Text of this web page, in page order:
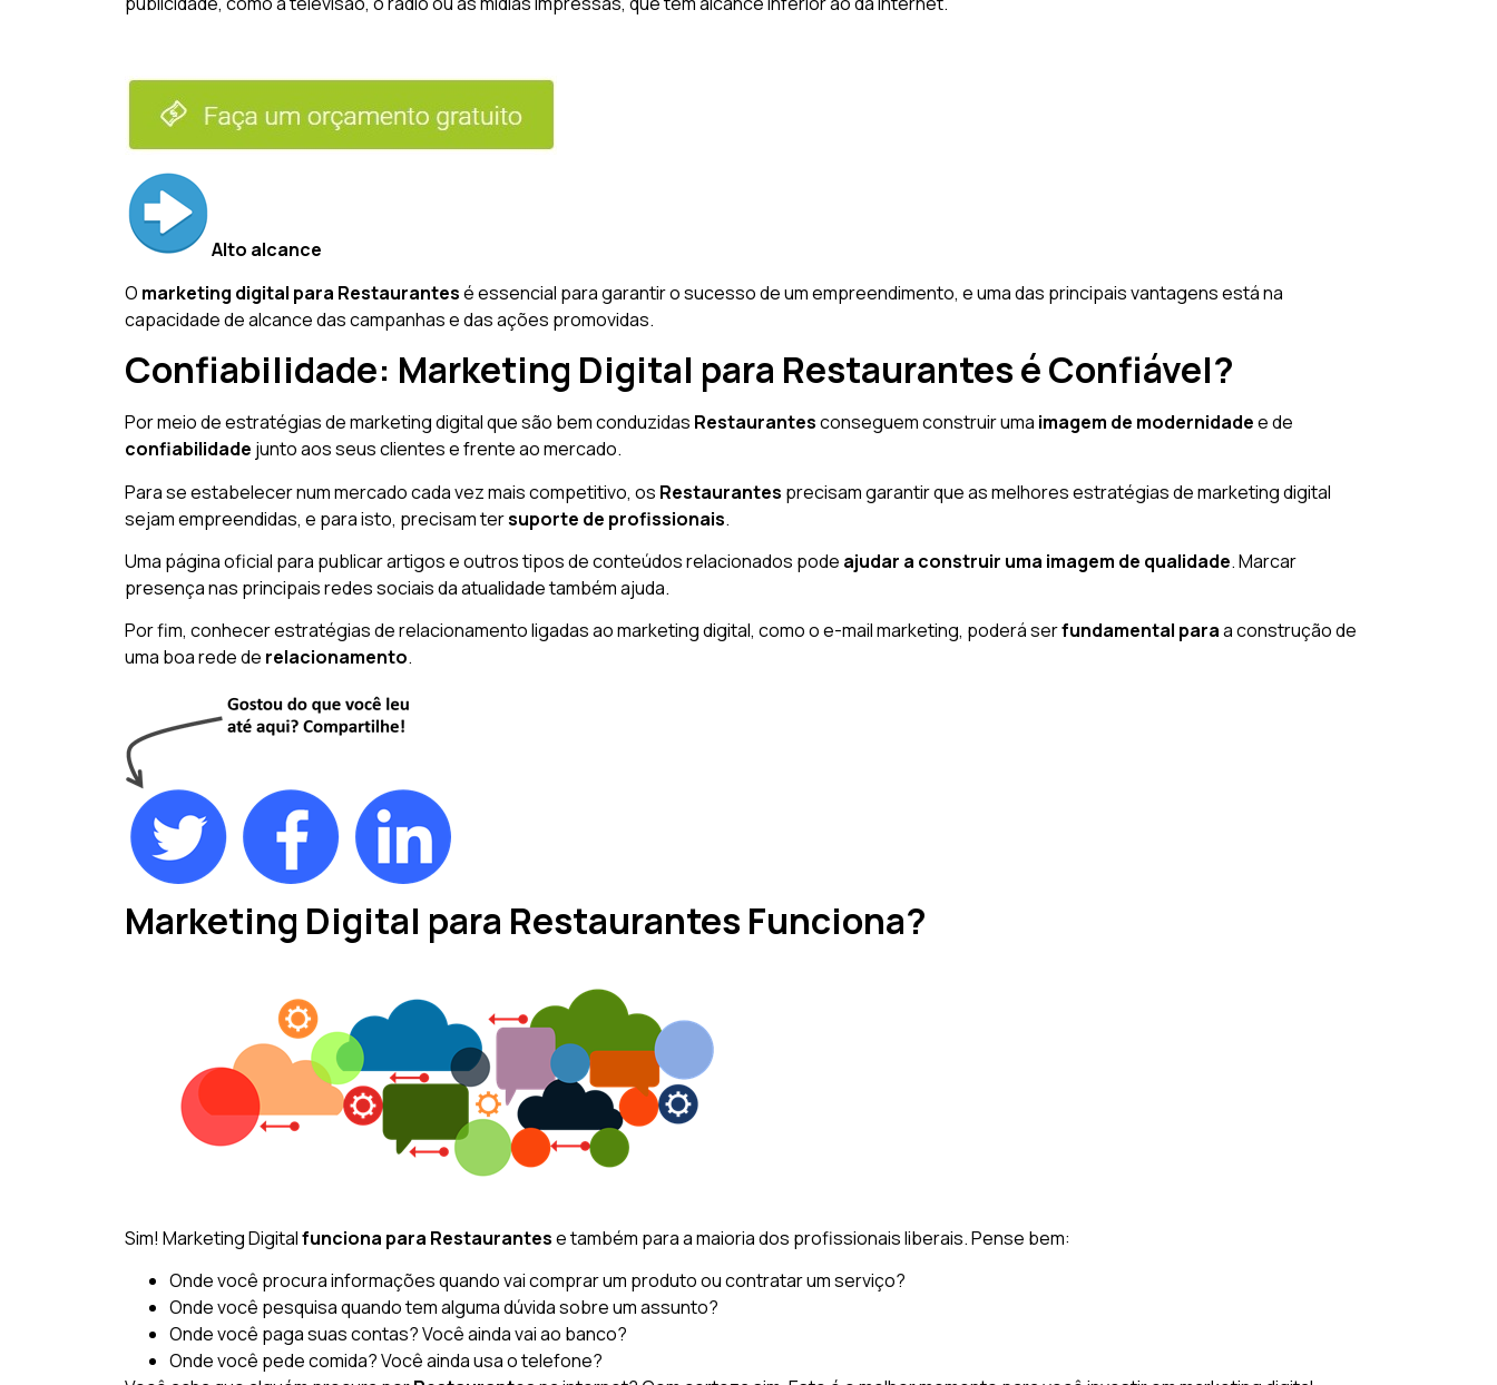
Alto alcance
O marketing digital para Restaurantesé essencial para garantir o sucesso de um empreendimento, e uma das principais vantagens está na
capacidade de alcance das campanhas e das ações promovidas.
Confiabilidade: Marketing Digital para Restaurantes é Confiável?
Por meio de estratégias de marketing digital que são bem conduzidas Restaurantesconseguem construir uma imagem de modernidadee de
confiabilidade junto aos seus clientes e frente ao mercado.
Para se estabelecer num mercado cada vez mais competitivo, os Restaurantes precisam garantir que as melhores estratégias de marketing digital
sejam empreendidas, e para isto, precisam tersuporte de profissionais.
Uma página oficial para publicar artigos e outros tipos de conteúdos relacionados pode ajudar a construir uma imagem de qualidade. Marcar
presença nas principais redes sociais da atualidade também ajuda.
Por fim, conhecer estratégias de relacionamento ligadas ao marketing digital, como o e-mail marketing, poderá serfundamental paraa construção de
uma boa rede de relacionamento.
Marketing Digital para Restaurantes Funciona?
Sim! Marketing Digitalfunciona para Restaurantese também para a maioria dos profissionais liberais. Pense bem:
Onde você procura informações quando vai comprar um produto ou contratar um serviço?
Onde você pesquisa quando tem alguma dúvida sobre um assunto?
Onde você paga suas contas? Você ainda vai ao banco?
Onde você pede comida? Você ainda usa o telefone?